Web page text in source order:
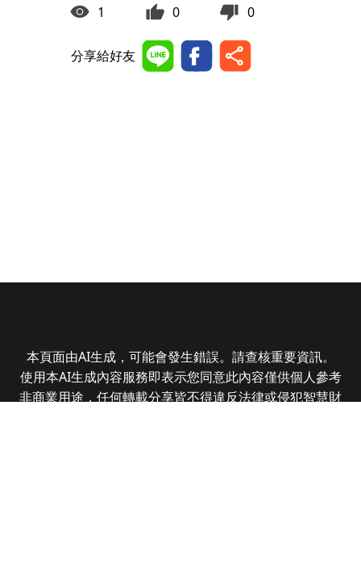
1 0 0
分享給好友
本頁面由AI生成，可能會發生錯誤。請查核重要資訊。
使用本AI生成內容服務即表示您同意此內容僅供個人參考
非商業用途，任何轉載分享皆不得違反法律或侵犯智慧財